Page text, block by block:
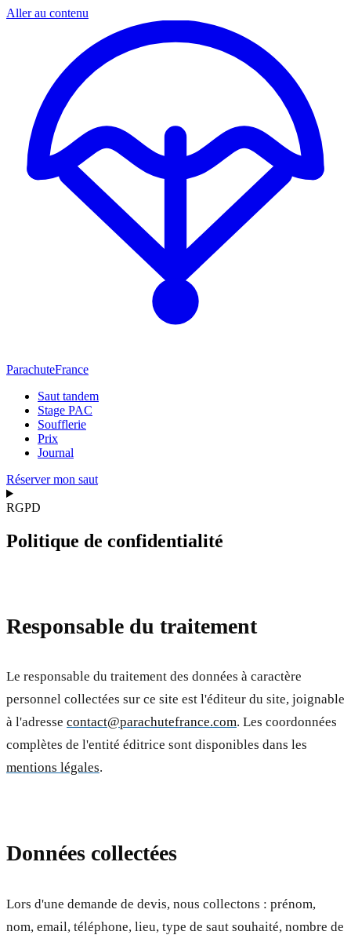
Aller au contenu
ParachuteFrance
Saut tandem
Stage PAC
Soufflerie
Prix
Journal
Réserver mon saut
RGPD
Politique de confidentialité
Responsable du traitement
Le responsable du traitement des données à caractère
personnel collectées sur ce site est l'éditeur du site, joignable
à l'adresse contact@parachutefrance.com. Les coordonnées
complètes de l'entité éditrice sont disponibles dans les
mentions légales.
Données collectées
Lors d'une demande de devis, nous collectons : prénom,
nom, email, téléphone, lieu, type de saut souhaité, nombre de